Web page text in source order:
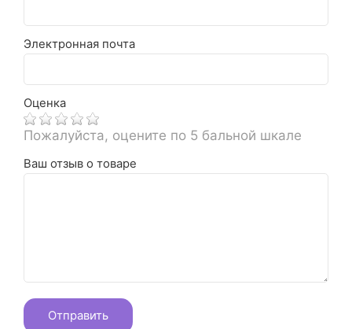
Электронная почта
Оценка
Пожалуйста, оцените по 5 бальной шкале
Ваш отзыв о товаре